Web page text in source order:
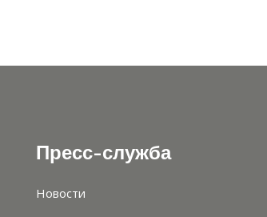
Пресс-служба
Новости